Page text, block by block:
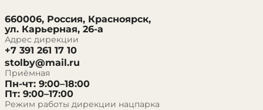
660006, Россия, Красноярск,
ул. Карьерная, 26-а
Адрес дирекции
+7 391 261 17 10
stolby@mail.ru
Приёмная
Пн-чт: 9:00–18:00
Пт: 9:00–17:00
Режим работы дирекции нацпарка